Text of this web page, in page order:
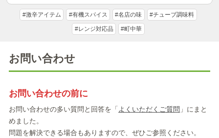
#激辛アイテム #有機スパイス #名店の味 #チューブ調味料
#レンジ対応品 #町中華
お問い合わせ
お問い合わせの前に
お問い合わせの多い質問と回答を「 よくいただくご質問 」にまと
めました。
問題を解決できる場合もありますので、ぜひご参照ください。